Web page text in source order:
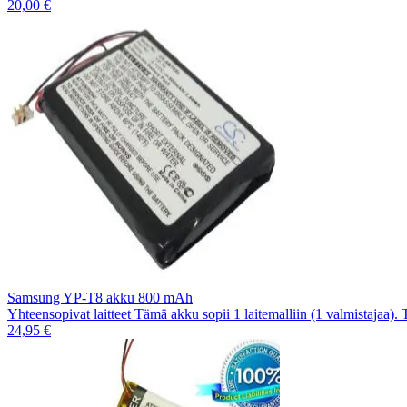
20,00 €
Samsung YP-T8 akku 800 mAh
Yhteensopivat laitteet Tämä akku sopii 1 laitemalliin (1 valmistajaa).
24,95 €